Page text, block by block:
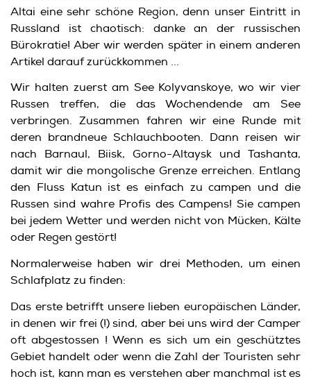
Altai eine sehr schöne Region, denn unser Eintritt in
Russland ist chaotisch: danke an der russischen
Bürokratie! Aber wir werden später in einem anderen
Artikel darauf zurückkommen ...
Wir halten zuerst am See Kolyvanskoye, wo wir vier
Russen treffen, die das Wochendende am See
verbringen. Zusammen fahren wir eine Runde mit
deren brandneue Schlauchbooten. Dann reisen wir
nach Barnaul, Biisk, Gorno-Altaysk und Tashanta,
damit wir die mongolische Grenze erreichen. Entlang
den Fluss Katun ist es einfach zu campen und die
Russen sind wahre Profis des Campens! Sie campen
bei jedem Wetter und werden nicht von Mücken, Kälte
oder Regen gestört!
Normalerweise haben wir drei Methoden, um einen
Schlafplatz zu finden:
Das erste betrifft unsere lieben europäischen Länder,
in denen wir frei (!) sind, aber bei uns wird der Camper
oft abgestossen ! Wenn es sich um ein geschütztes
Gebiet handelt oder wenn die Zahl der Touristen sehr
hoch ist, kann man es verstehen aber manchmal ist es